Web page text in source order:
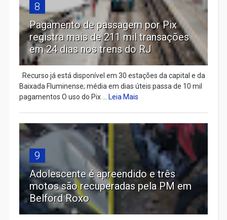
8
Pagamento de passagem por Pix
registra mais de 211 mil transações
em 24 dias nos trens do RJ
Recurso já está disponível em 30 estações da capital e da
Baixada Fluminense; média em dias úteis passa de 10 mil
pagamentos O uso do Pix ... Leia Mais
9
Adolescente é apreendido e três
motos são recuperadas pela PM em
Belford Roxo